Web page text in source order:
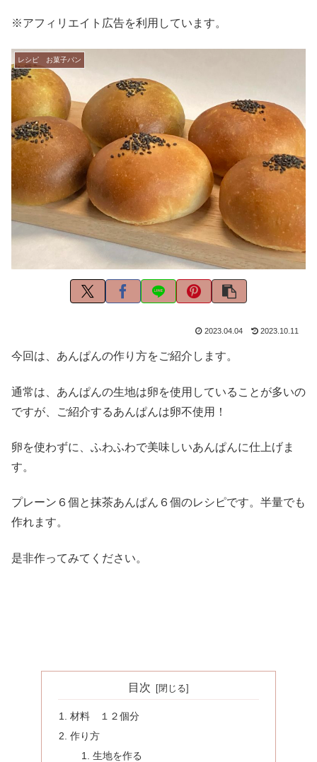
※アフィリエイト広告を利用しています。
レシピ お菓子パン
2023.04.04 2023.10.11
今回は、あんぱんの作り方をご紹介します。
通常は、あんぱんの生地は卵を使用していることが多いの
ですが、ご紹介するあんぱんは卵不使用！
卵を使わずに、ふわふわで美味しいあんぱんに仕上げま
す。
プレーン６個と抹茶あんぱん６個のレシピです。半量でも
作れます。
是非作ってみてください。
目次
材料 １２個分
作り方
生地を作る